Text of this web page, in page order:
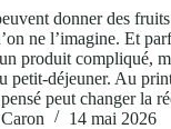
donner des
ne l’imagine. Et
produit compliqué,
petit-déjeuner. Au
peut changer la
14 mai 2026